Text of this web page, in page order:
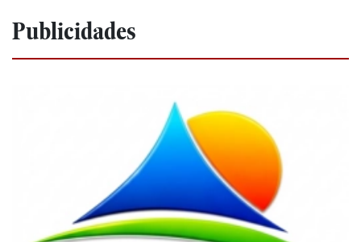
Publicidades